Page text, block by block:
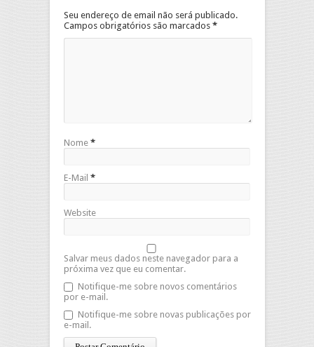
Seu endereço de email não será publicado.
Campos obrigatórios são marcados *
Nome *
E-Mail *
Website
Salvar meus dados neste navegador para a
próxima vez que eu comentar.
Notifique-me sobre novos comentários
por e-mail.
Notifique-me sobre novas publicações por
e-mail.